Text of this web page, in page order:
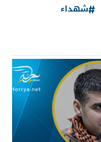
شهداء